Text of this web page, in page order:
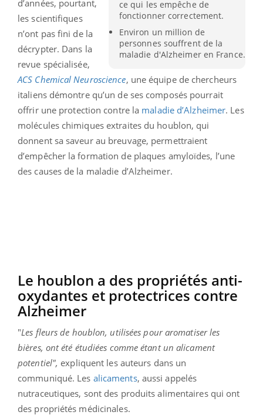
ce qui les empêche de
fonctionner correctement.
Environ un million de
personnes souffrent de la
maladie d'Alzheimer en France.
d’années, pourtant,
les scientifiques
n’ont pas fini de la
décrypter. Dans la
revue spécialisée,
ACS Chemical Neuroscience, une équipe de chercheurs
italiens démontre qu’un de ses composés pourrait
offrir une protection contre la maladie d’Alzheimer. Les
molécules chimiques extraites du houblon, qui
donnent sa saveur au breuvage, permettraient
d’empêcher la formation de plaques amyloïdes, l’une
des causes de la maladie d’Alzheimer.
Le houblon a des propriétés anti-
oxydantes et protectrices contre
Alzheimer
"Les fleurs de houblon, utilisées pour aromatiser les
bières, ont été étudiées comme étant un alicament
potentiel", expliquent les auteurs dans un
communiqué. Les alicaments, aussi appelés
nutraceutiques, sont des produits alimentaires qui ont
des propriétés médicinales.